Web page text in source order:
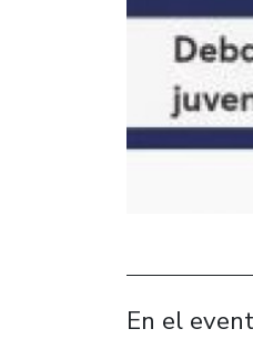
En el